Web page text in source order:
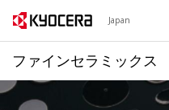
Japan
ファインセラミックス